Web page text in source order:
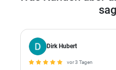
Dirk Hubert
vor 3 Tagen